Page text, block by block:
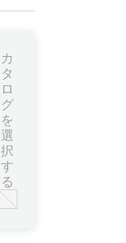
カ
タ
ロ
グ
を
選
択
す
る